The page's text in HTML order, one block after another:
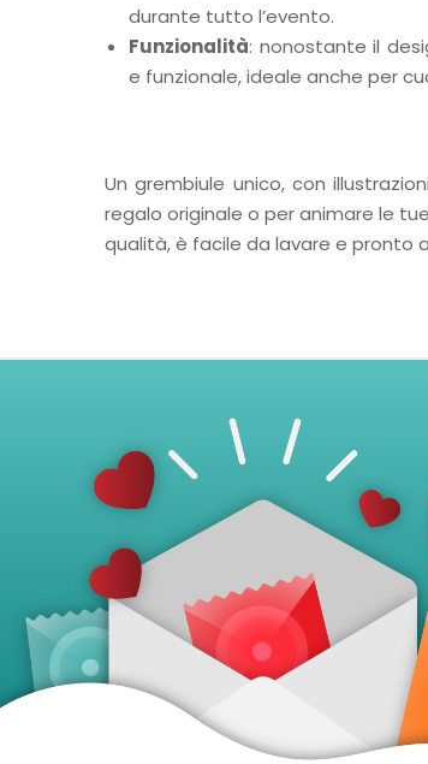
durante tutto l’evento.
Funzionalità: nonostante il
e funzionale, ideale anche per
Un grembiule unico, con
regalo originale o per animare le
qualità, è facile da lavare e pronto